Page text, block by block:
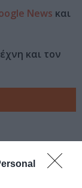
News και
και τον
ΠΕΖΟΓΡΑΦΙΑ